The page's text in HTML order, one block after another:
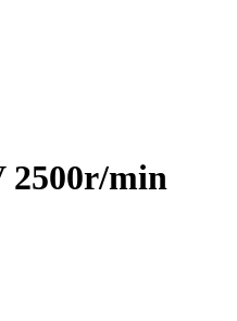
2500r/min